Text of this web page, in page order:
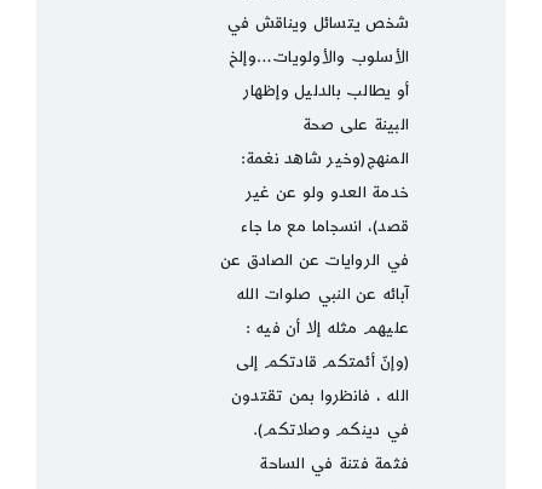
شخص يتسائل ويناقش في
الأسلوب والأولويات…وإلخ
أو يطالب بالدليل وإظهار
البينة على صحة
المنهج(وخير شاهد نغمة:
خدمة العدو ولو عن غير
قصد)، انسجاما مع ما جاء
في الروايات عن الصادق عن
آبائه عن النبي صلوات الله
عليهم مثله إلا أن فيه :
(وإنّ أئمتكم قادتكم إلى
الله ، فانظروا بمن تقتدون
في دينكم وصلاتكم).
فثمة فتنة في الساحة